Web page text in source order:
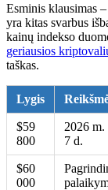
Esminis klausimas
yra kitas svarbus
kainų indekso
geriausios
taškas.
Lygis
$59
800
2026 m.
7 d.
$60
000